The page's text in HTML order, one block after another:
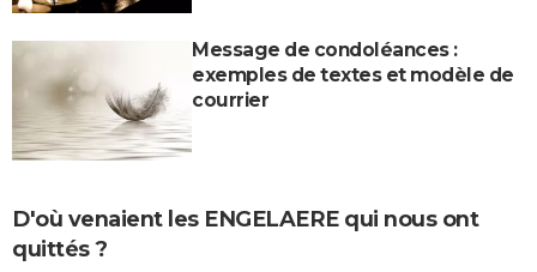
Message de condoléances :
exemples de textes et modèle de
courrier
D'où venaient les ENGELAERE qui nous ont
quittés ?